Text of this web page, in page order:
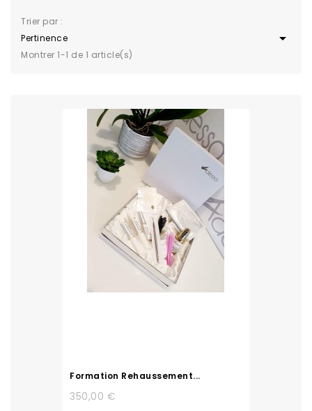
Trier par :
Pertinence

Montrer 1-1 de 1 article(s)
Formation Rehaussement...
350,00 €